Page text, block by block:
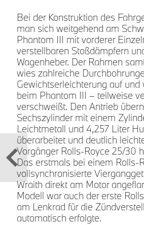
Bei der Konstruktion des
man sich weitgehend am
Phantom III mit vorderer
verstellbaren Stoßdämpfern
Wagenheber. Der Rahmen
wies zahlreiche
Gewichtserleichterung auf und
beim Phantom III – teilweise
verschweißt. Den Antrieb
Sechszylinder mit einem
Leichtmetall und 4,257 Liter
überarbeitet und deutlich
Vorgänger Rolls-Royce 25/30
Das erstmals bei einem Rolls-
vollsynchronisierte
Wraith direkt am Motor
Modell war auch der erste
am Lenkrad für die
automatisch erfolgte.